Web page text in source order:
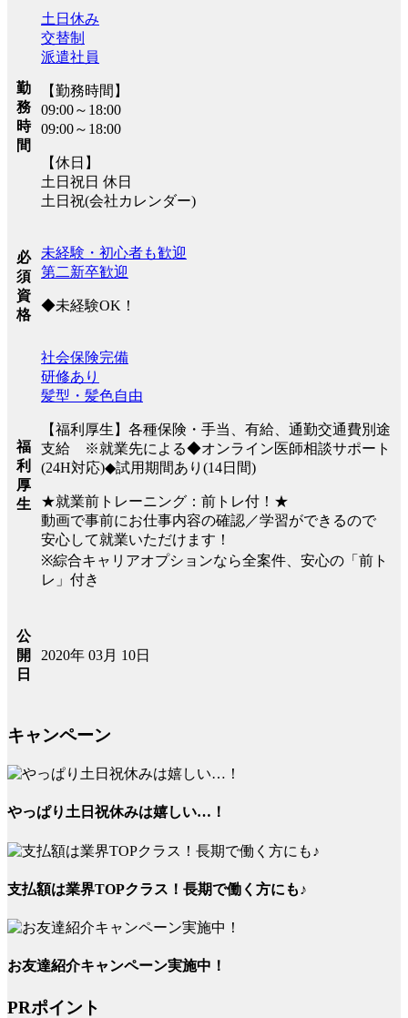
勤
務
時
間
土日休み
交替制
派遣社員
【勤務時間】
09:00～18:00
09:00～18:00
【休日】
土日祝日 休日
土日祝(会社カレンダー)
必
須
資
格
未経験・初心者も歓迎
第二新卒歓迎
◆未経験OK！
福
利
厚
生
社会保険完備
研修あり
髪型・髪色自由
【福利厚生】各種保険・手当、有給、通勤交通費別途
支給 ※就業先による◆オンライン医師相談サポート
(24H対応)◆試用期間あり(14日間)
★就業前トレーニング：前トレ付！★
動画で事前にお仕事内容の確認／学習ができるので
安心して就業いただけます！
※綜合キャリアオプションなら全案件、安心の「前ト
レ」付き
公
開
日
2020年 03月 10日
キャンペーン
やっぱり土日祝休みは嬉しい…！
支払額は業界TOPクラス！長期で働く方にも♪
お友達紹介キャンペーン実施中！
PRポイント